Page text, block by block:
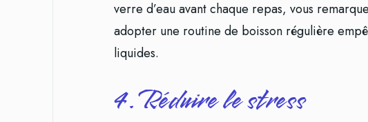
verre d’eau avant chaque repas, vous
adopter une routine de boisson régulière
liquides.
4. Réduire le stress